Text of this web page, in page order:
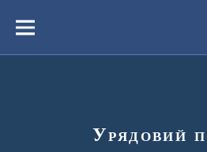
вмістуМеню
Урядовий